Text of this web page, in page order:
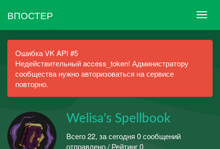
ВПОСТЕР
Ошибка VK API #5
Недействительный access_token! Администратору
сообщества нужно авторизоваться на сервисе
повторно.
Welisa's Spellbook
Всего 22, за сегодня 0 сообщений
отправлено / Рейтинг 0